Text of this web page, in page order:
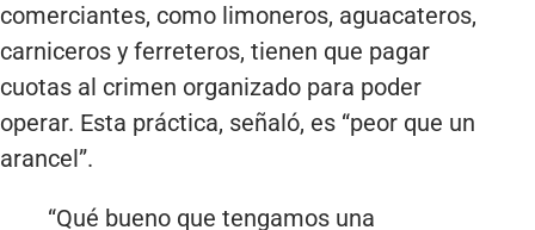
comerciantes, como limoneros, aguacateros,
carniceros y ferreteros, tienen que pagar
cuotas al crimen organizado para poder
operar. Esta práctica, señaló, es “peor que un
arancel”.
“Qué bueno que tengamos una